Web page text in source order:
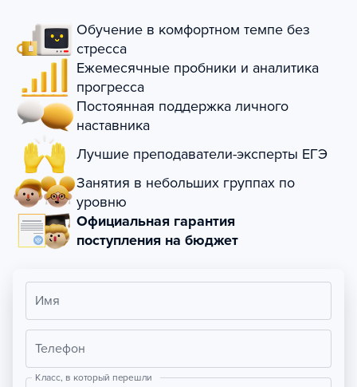
Обучение в комфортном темпе без
стресса
Ежемесячные пробники и аналитика
прогресса
Постоянная поддержка личного
наставника
Лучшие преподаватели-эксперты ЕГЭ
Занятия в небольших группах по
уровню
Официальная гарантия
поступления на бюджет
Имя
Телефон
Класс, в который перешли